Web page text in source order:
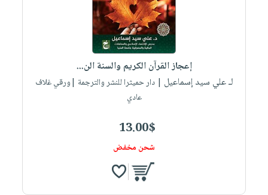
إعجاز القرآن الكريم والسنة الن...
لـ علي سيد إسماعيل | دار حميثرا للنشر والترجمة |ورقي غلاف
عادي
13.00$
شحن مخفض